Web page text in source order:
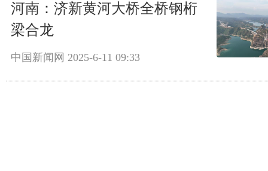
河南：济新黄河大桥全桥钢桁
梁合龙
中国新闻网 2025-6-11 09:33